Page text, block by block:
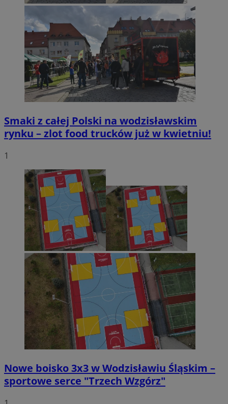
Smaki z całej Polski na wodzisławskim
rynku – zlot food trucków już w kwietniu!
1
Nowe boisko 3x3 w Wodzisławiu Śląskim –
sportowe serce "Trzech Wzgórz"